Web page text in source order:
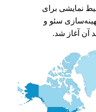
سئو و
آن آغاز شد.